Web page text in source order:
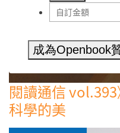
成為Openbook
閱讀通信
科學的美